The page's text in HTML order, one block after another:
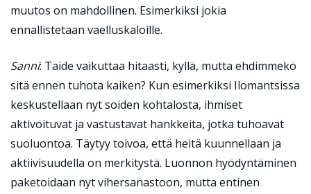
muutos on mahdollinen. Esimerkiksi jokia
ennallistetaan vaelluskaloille.
Sanni: Taide vaikuttaa hitaasti, kyllä, mutta ehdimmekö
sitä ennen tuhota kaiken? Kun esimerkiksi Ilomantsissa
keskustellaan nyt soiden kohtalosta, ihmiset
aktivoituvat ja vastustavat hankkeita, jotka tuhoavat
suoluontoa. Täytyy toivoa, että heitä kuunnellaan ja
aktiivisuudella on merkitystä. Luonnon hyödyntäminen
paketoidaan nyt vihersanastoon, mutta entinen